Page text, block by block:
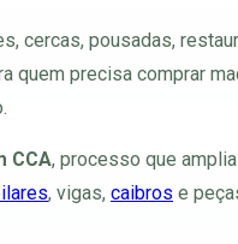
cercas, pousadas,
quem precisa comprar
CCA, processo que
, vigas, caibros e